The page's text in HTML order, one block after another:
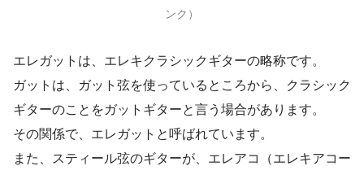
ンク）
エレガットは、エレキクラシックギターの略称です。
ガットは、ガット弦を使っているところから、クラシック
ギターのことをガットギターと言う場合があります。
その関係で、エレガットと呼ばれています。
また、スティール弦のギターが、エレアコ（エレキアコー